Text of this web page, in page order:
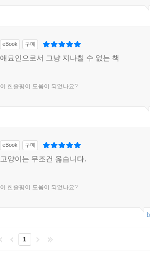
eBook 구매
애묘인으로서 그냥 지나칠 수 없는 책
이 한줄평이 도움이 되었나요?
eBook 구매
고양이는 무조건 옳습니다.
이 한줄평이 도움이 되었나요?
1